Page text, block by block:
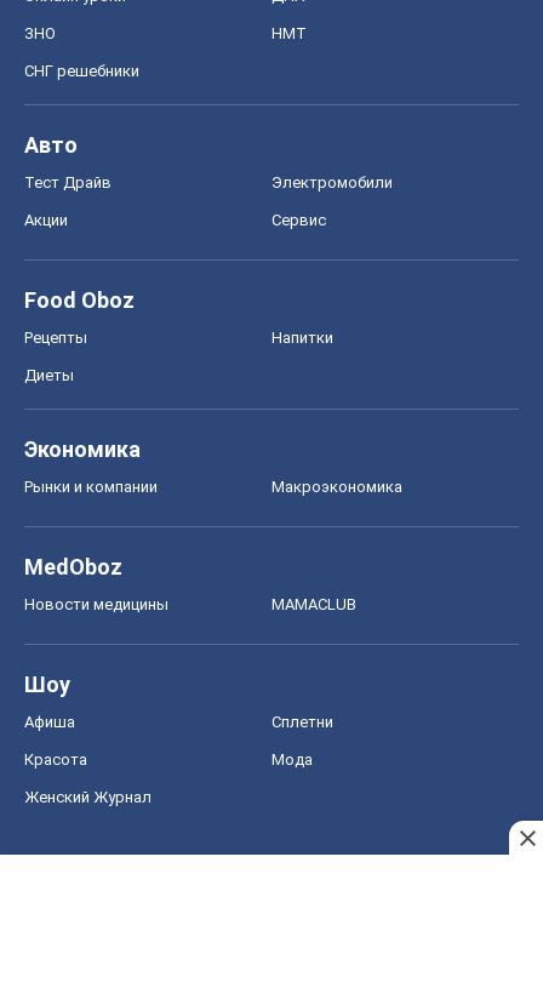
ЗНО НМТ
СНГ решебники
Авто
Тест Драйв Электромобили
Акции Сервис
Food Oboz
Рецепты Напитки
Диеты
Экономика
Рынки и компании Mакроэкономика
MedOboz
Новости медицины MAMACLUB
Шоу
Афиша Сплетни
Красота Мода
Женский Журнал